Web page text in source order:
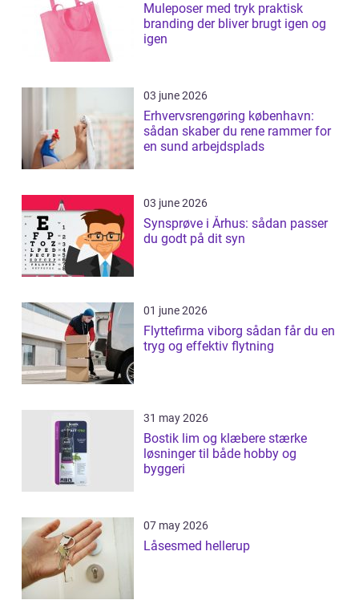
Muleposer med tryk praktisk
branding der bliver brugt igen og
igen
03 june 2026
Erhvervsrengøring københavn:
sådan skaber du rene rammer for
en sund arbejdsplads
03 june 2026
Synsprøve i Århus: sådan passer
du godt på dit syn
01 june 2026
Flyttefirma viborg sådan får du en
tryg og effektiv flytning
31 may 2026
Bostik lim og klæbere stærke
løsninger til både hobby og
byggeri
07 may 2026
Låsesmed hellerup